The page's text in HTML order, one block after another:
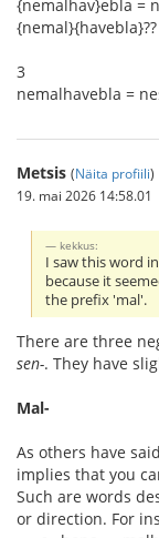
{nemalhav}ebla =
{nemal}{havebla}??
3
nemalhavebla =
Metsis (Näita profiili)
19. mai 2026 14:58.01
kekkus:
I saw this word
because it
the prefix 'mal'.
There are three
sen-. They have
Mal-
As others have
implies that you
Such are words
or direction. For